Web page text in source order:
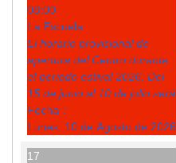
08:00
La Escuela
El horario provisional de
apertura del Centro durante
el periodo estival 2026: Del
15 de junio al 10 de julio será
Fecha :
Lunes, 10 de Agosto de 2026
17